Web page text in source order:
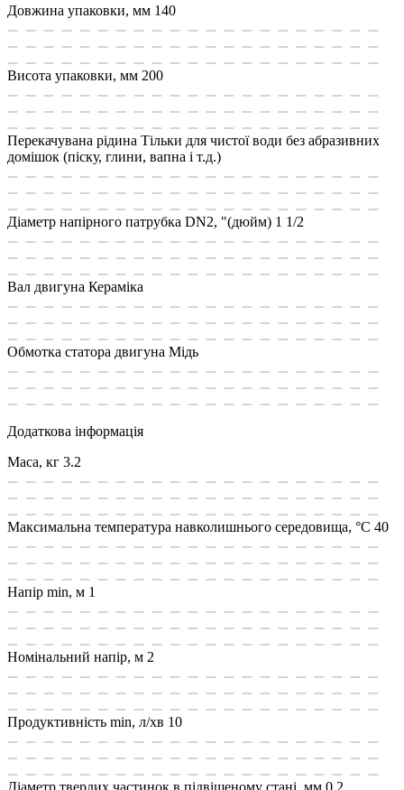
Довжина упаковки, мм 140
Висота упаковки, мм 200
Перекачувана рідина Тільки для чистої води без абразивних
домішок (піску, глини, вапна і т.д.)
Діаметр напірного патрубка DN2, "(дюйм) 1 1/2
Вал двигуна Кераміка
Обмотка статора двигуна Мідь
Додаткова інформація
Маса, кг 3.2
Максимальна температура навколишнього середовища, °C 40
Напір min, м 1
Номінальний напір, м 2
Продуктивність min, л/хв 10
Діаметр твердих частинок в підвішеному стані, мм 0.2